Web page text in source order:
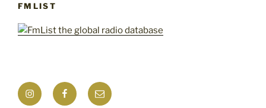
FMLIST
InstagramFacebookMail